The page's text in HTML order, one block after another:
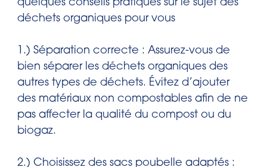
quelques conseils pratiques sur le sujet des
déchets organiques pour vous
1.) Séparation correcte : Assurez-vous de
bien séparer les déchets organiques des
autres types de déchets. Évitez d’ajouter
des matériaux non compostables afin de ne
pas affecter la qualité du compost ou du
biogaz.
2.) Choisissez des sacs poubelle adaptés :